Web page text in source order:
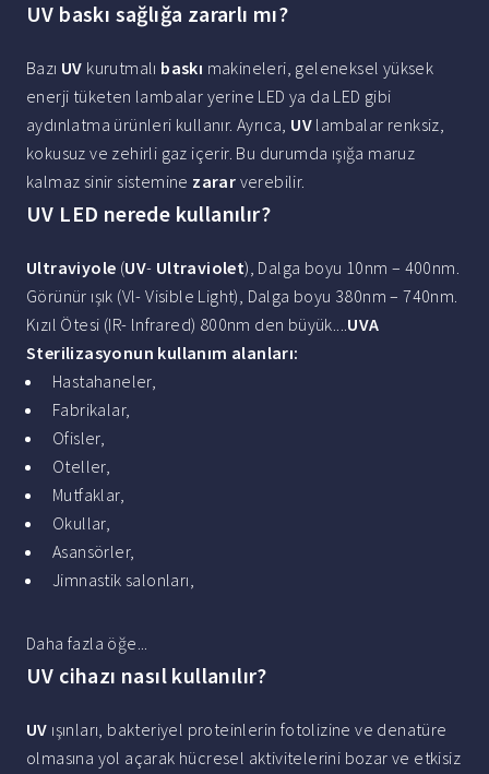
UV baskı sağlığa zararlı mı?
Bazı UV kurutmalı baskı makineleri, geleneksel yüksek
enerji tüketen lambalar yerine LED ya da LED gibi
aydınlatma ürünleri kullanır. Ayrıca, UV lambalar renksiz,
kokusuz ve zehirli gaz içerir. Bu durumda ışığa maruz
kalmaz sinir sistemine zarar verebilir.
UV LED nerede kullanılır?
Ultraviyole (UV- Ultraviolet), Dalga boyu 10nm – 400nm.
Görünür ışık (Vl- Visible Light), Dalga boyu 380nm – 740nm.
Kızıl Ötesi (IR- lnfrared) 800nm den büyük....UVA
Sterilizasyonun kullanım alanları:
Hastahaneler,
Fabrikalar,
Ofisler,
Oteller,
Mutfaklar,
Okullar,
Asansörler,
Jimnastik salonları,
Daha fazla öğe...
UV cihazı nasıl kullanılır?
UV ışınları, bakteriyel proteinlerin fotolizine ve denatüre
olmasına yol açarak hücresel aktivitelerini bozar ve etkisiz